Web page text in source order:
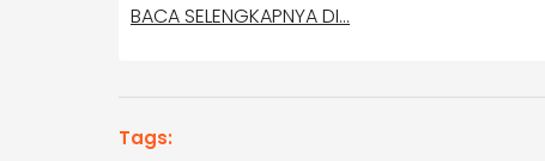
BACA SELENGKAPNYA DI…
Tags: